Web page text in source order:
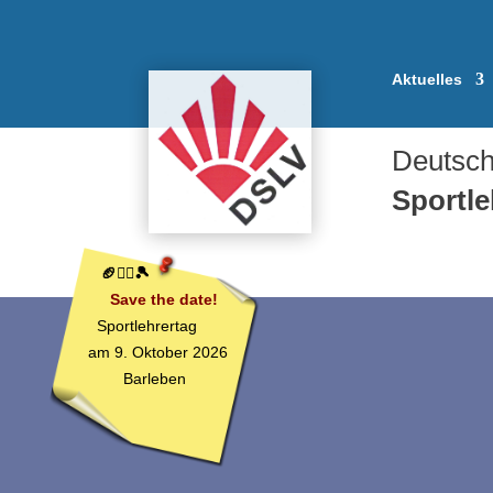
Aktuelles
🏈🤸‍♀️🎾
Save the date!
Sportlehrertag
am 9. Oktober 2026
Barleben